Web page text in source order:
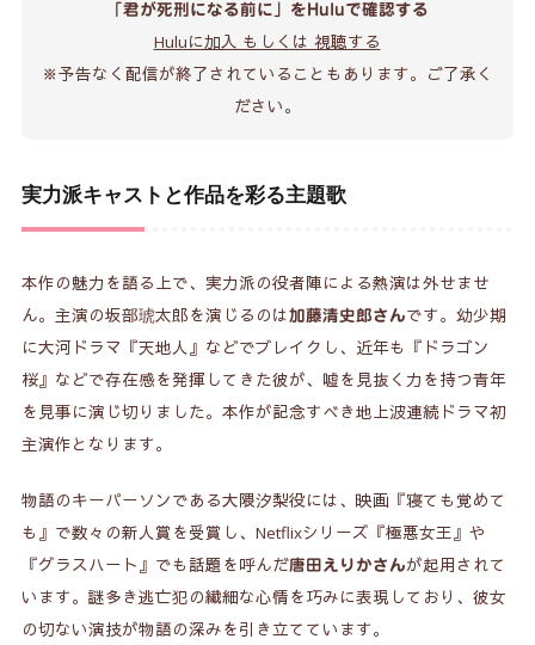
「君が死刑になる前に」をHuluで確認する
Huluに加入 もしくは 視聴する
※予告なく配信が終了されていることもあります。ご了承く
ださい。
実力派キャストと作品を彩る主題歌
本作の魅力を語る上で、実力派の役者陣による熱演は外せませ
ん。主演の坂部琥太郎を演じるのは加藤清史郎さんです。幼少期
に大河ドラマ『天地人』などでブレイクし、近年も『ドラゴン
桜』などで存在感を発揮してきた彼が、嘘を見抜く力を持つ青年
を見事に演じ切りました。本作が記念すべき地上波連続ドラマ初
主演作となります。
物語のキーパーソンである大隈汐梨役には、映画『寝ても覚めて
も』で数々の新人賞を受賞し、Netflixシリーズ『極悪女王』や
『グラスハート』でも話題を呼んだ唐田えりかさんが起用されて
います。謎多き逃亡犯の繊細な心情を巧みに表現しており、彼女
の切ない演技が物語の深みを引き立てています。